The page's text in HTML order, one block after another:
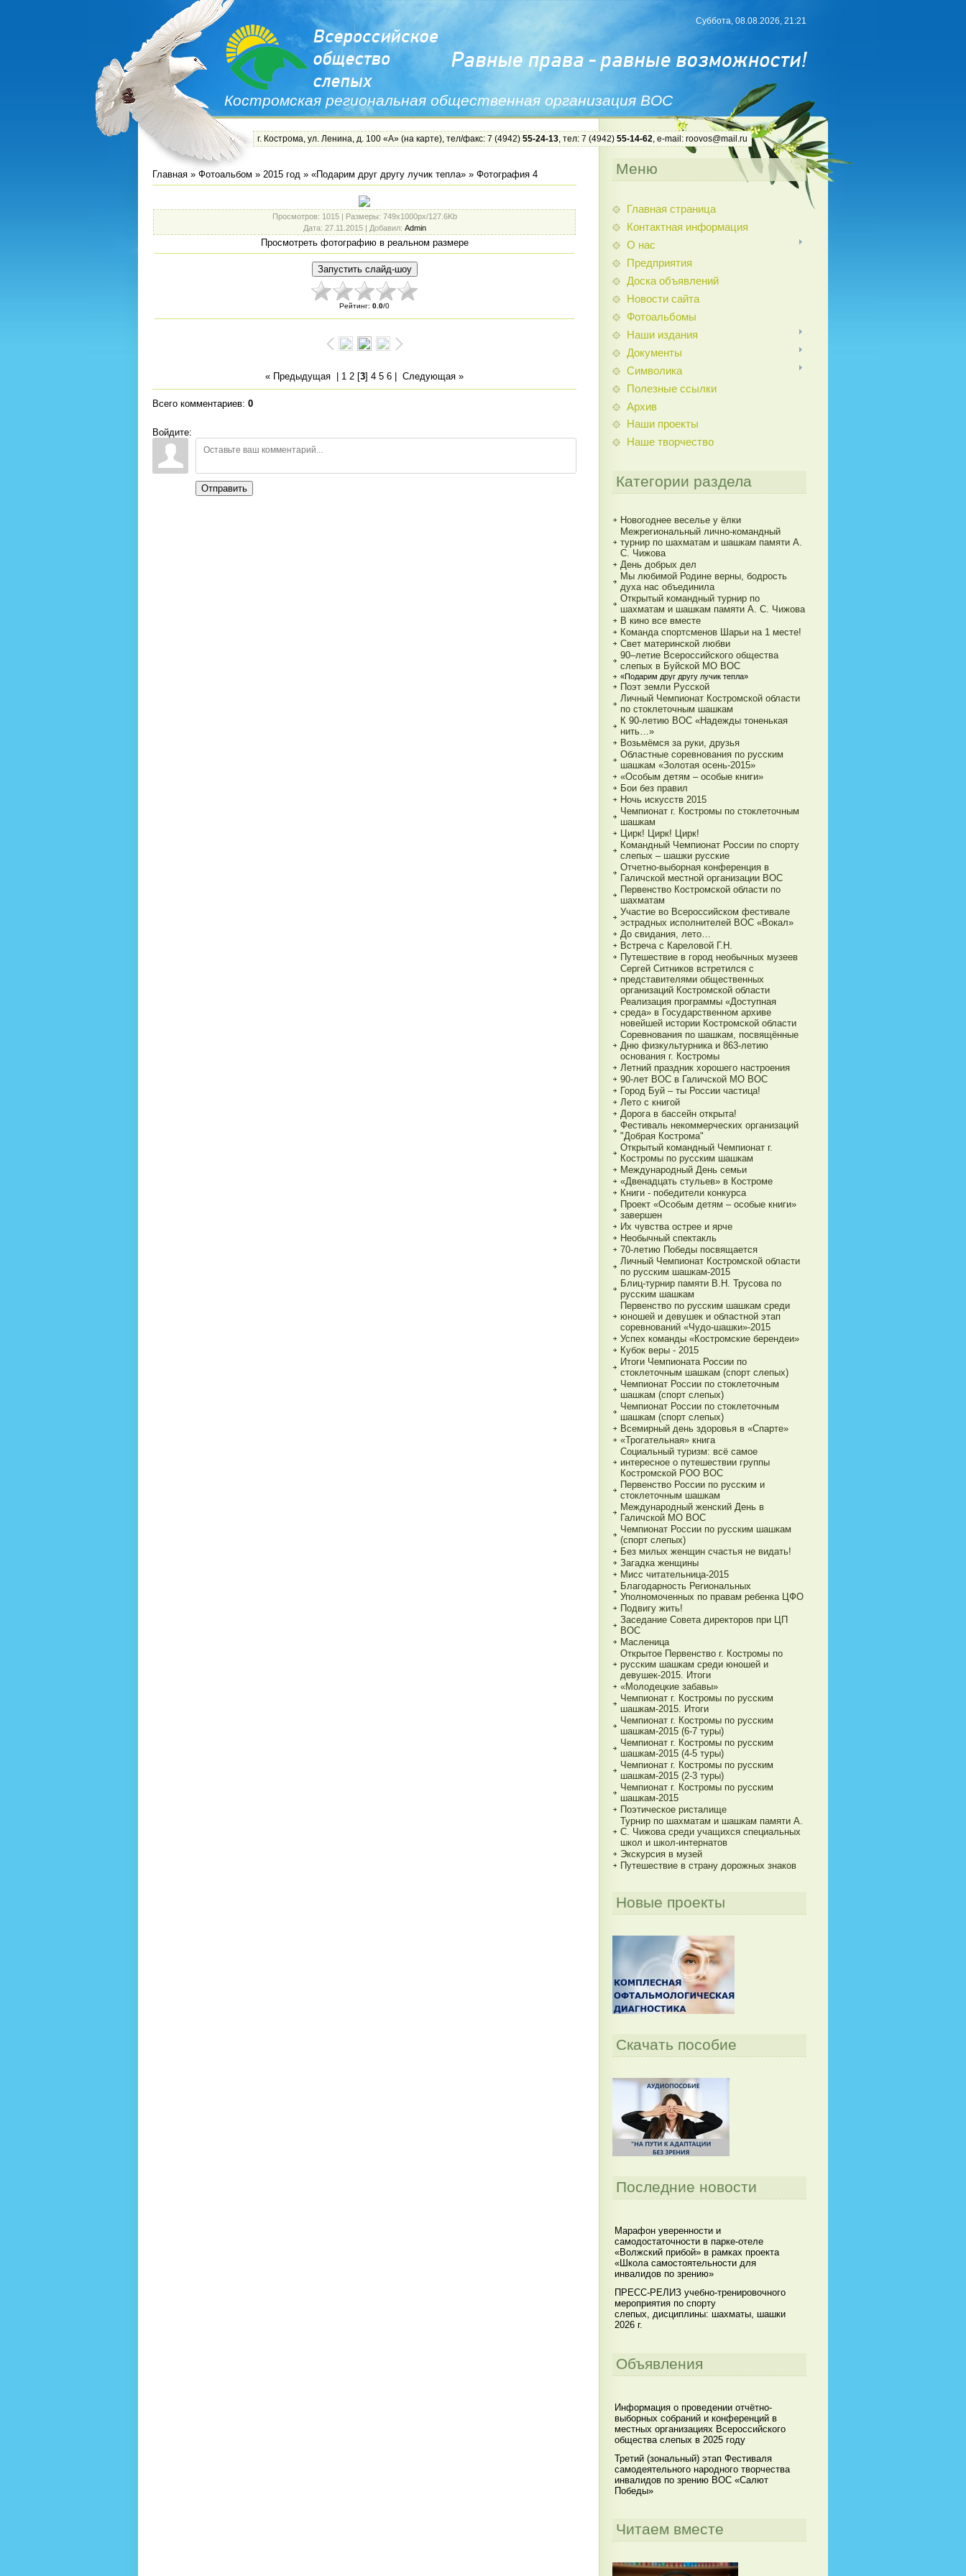
Костромская региональная общественная организация ВОС
Суббота, 08.08.2026, 21:21
г. Кострома, ул. Ленина, д. 100 «А» (на карте), тел/факс: 7 (4942) 55-24-13, тел: 7 (4942) 55-14-62, e-mail: roovos@mail.ru
Главная » Фотоальбом » 2015 год » «Подарим друг другу лучик тепла» » Фотография 4
Просмотров: 1015 | Размеры: 749x1000px/127.6Kb
Дата: 27.11.2015 | Добавил: Admin
Просмотреть фотографию в реальном размере
Рейтинг: 0.0/0
« Предыдущая 1 2 [3] 4 5 6 Следующая »
Всего комментариев: 0
Войдите:
Отправить
Меню
Главная страница
Контактная информация
О нас
Предприятия
Доска объявлений
Новости сайта
Фотоальбомы
Наши издания
Документы
Символика
Полезные ссылки
Архив
Наши проекты
Наше творчество
Категории раздела
Новогоднее веселье у ёлки
Межрегиональный лично-командный
турнир по шахматам и шашкам памяти А.
С. Чижова
День добрых дел
Мы любимой Родине верны, бодрость
духа нас объединила
Открытый командный турнир по
шахматам и шашкам памяти А. С. Чижова
В кино все вместе
Команда спортсменов Шарьи на 1 месте!
Свет материнской любви
90–летие Всероссийского общества
слепых в Буйской МО ВОС
«Подарим друг другу лучик тепла»
Поэт земли Русской
Личный Чемпионат Костромской области
по стоклеточным шашкам
К 90-летию ВОС «Надежды тоненькая
нить…»
Возьмёмся за руки, друзья
Областные соревнования по русским
шашкам «Золотая осень-2015»
«Особым детям – особые книги»
Бои без правил
Ночь искусств 2015
Чемпионат г. Костромы по стоклеточным
шашкам
Цирк! Цирк! Цирк!
Командный Чемпионат России по спорту
слепых – шашки русские
Отчетно-выборная конференция в
Галичской местной организации ВОС
Первенство Костромской области по
шахматам
Участие во Всероссийском фестивале
эстрадных исполнителей ВОС «Вокал»
До свидания, лето…
Встреча с Кареловой Г.Н.
Путешествие в город необычных музеев
Сергей Ситников встретился с
представителями общественных
организаций Костромской области
Реализация программы «Доступная
среда» в Государственном архиве
новейшей истории Костромской области
Соревнования по шашкам, посвящённые
Дню физкультурника и 863-летию
основания г. Костромы
Летний праздник хорошего настроения
90-лет ВОС в Галичской МО ВОС
Город Буй – ты России частица!
Лето с книгой
Дорога в бассейн открыта!
Фестиваль некоммерческих организаций
"Добрая Кострома"
Открытый командный Чемпионат г.
Костромы по русским шашкам
Международный День семьи
«Двенадцать стульев» в Костроме
Книги - победители конкурса
Проект «Особым детям – особые книги»
завершен
Их чувства острее и ярче
Необычный спектакль
70-летию Победы посвящается
Личный Чемпионат Костромской области
по русским шашкам-2015
Блиц-турнир памяти В.Н. Трусова по
русским шашкам
Первенство по русским шашкам среди
юношей и девушек и областной этап
соревнований «Чудо-шашки»-2015
Успех команды «Костромские берендеи»
Кубок веры - 2015
Итоги Чемпионата России по
стоклеточным шашкам (спорт слепых)
Чемпионат России по стоклеточным
шашкам (спорт слепых)
Чемпионат России по стоклеточным
шашкам (спорт слепых)
Всемирный день здоровья в «Спарте»
«Трогательная» книга
Социальный туризм: всё самое
интересное о путешествии группы
Костромской РОО ВОС
Первенство России по русским и
стоклеточным шашкам
Международный женский День в
Галичской МО ВОС
Чемпионат России по русским шашкам
(спорт слепых)
Без милых женщин счастья не видать!
Загадка женщины
Мисс читательница-2015
Благодарность Региональных
Уполномоченных по правам ребенка ЦФО
Подвигу жить!
Заседание Совета директоров при ЦП
ВОС
Масленица
Открытое Первенство г. Костромы по
русским шашкам среди юношей и
девушек-2015. Итоги
«Молодецкие забавы»
Чемпионат г. Костромы по русским
шашкам-2015. Итоги
Чемпионат г. Костромы по русским
шашкам-2015 (6-7 туры)
Чемпионат г. Костромы по русским
шашкам-2015 (4-5 туры)
Чемпионат г. Костромы по русским
шашкам-2015 (2-3 туры)
Чемпионат г. Костромы по русским
шашкам-2015
Поэтическое ристалище
Турнир по шахматам и шашкам памяти А.
С. Чижова среди учащихся специальных
школ и школ-интернатов
Экскурсия в музей
Путешествие в страну дорожных знаков
Новые проекты
Скачать пособие
Последние новости
Марафон уверенности и
самодостаточности в парке-отеле
«Волжский прибой» в рамках проекта
«Школа самостоятельности для
инвалидов по зрению»
ПРЕСС-РЕЛИЗ учебно-тренировочного
мероприятия по спорту
слепых, дисциплины: шахматы, шашки
2026 г.
Объявления
Информация о проведении отчётно-
выборных собраний и конференций в
местных организациях Всероссийского
общества слепых в 2025 году
Третий (зональный) этап Фестиваля
самодеятельного народного творчества
инвалидов по зрению ВОС «Салют
Победы»
Читаем вместе